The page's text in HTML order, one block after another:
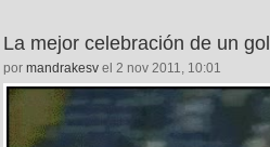
La mejor celebración de un gol
por mandrakesv el 2 nov 2011, 10:01